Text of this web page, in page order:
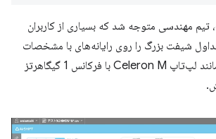
تیم مهندسی متوجه شد که بسیاری از کاربران
شیفت بزرگ را روی رایانه‌های با مشخصات
پایین بارگذاری کنند، مانند لپ‌تاپ Celeron M با فرکانس 1 گیگاهرتز